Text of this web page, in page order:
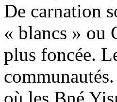
De carnation
« blancs » ou
plus foncée.